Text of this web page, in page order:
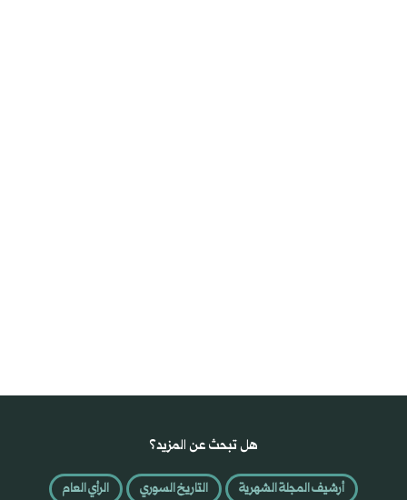
هل تبحث عن المزيد؟
أرشيف المجلة الشهرية التاريخ السوري الرأي العام